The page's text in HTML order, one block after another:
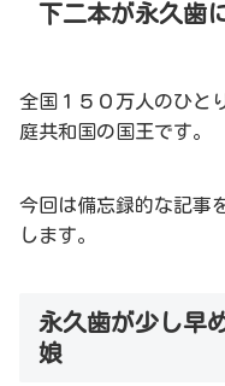
下二本が永久歯
全国１５０万人のひと
庭共和国の国王です。
今回は備忘録的な記事
します。
永久歯が少し早
娘